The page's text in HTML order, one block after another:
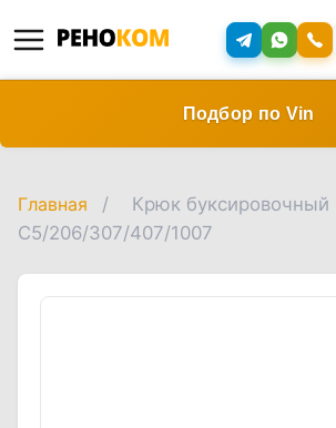
Подбор по Vin
Главная /
Крюк
С5/206/307/407/1007